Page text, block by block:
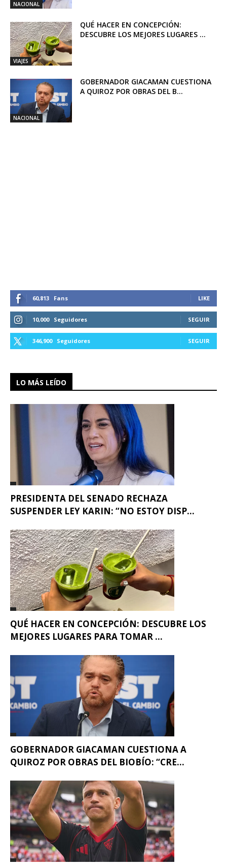
NACIONAL
VIAJES
QUÉ HACER EN CONCEPCIÓN:
DESCUBRE LOS MEJORES LUGARES ...
NACIONAL
GOBERNADOR GIACAMAN CUESTIONA
A QUIROZ POR OBRAS DEL B...
60,813 Fans LIKE
10,000 Seguidores SEGUIR
346,900 Seguidores SEGUIR
LO MÁS LEÍDO
PRESIDENTA DEL SENADO RECHAZA
SUSPENDER LEY KARIN: “NO ESTOY DISP...
QUÉ HACER EN CONCEPCIÓN: DESCUBRE LOS
MEJORES LUGARES PARA TOMAR ...
GOBERNADOR GIACAMAN CUESTIONA A
QUIROZ POR OBRAS DEL BIOBÍO: “CRE...